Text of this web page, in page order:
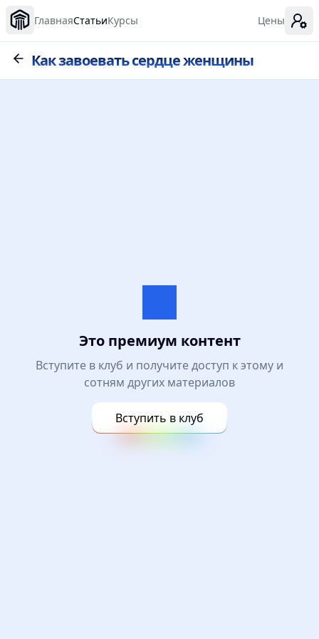
ГлавнаяСтатьиКурсы Цены
Как завоевать сердце женщины
Это премиум контент
Вступите в клуб и получите доступ к этому и
сотням других материалов
Вступить в клуб